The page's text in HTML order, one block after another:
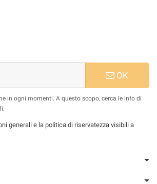
OK
in ogni momenti. A questo scopo, cerca le info di
generali e la politica di riservatezza visibili a